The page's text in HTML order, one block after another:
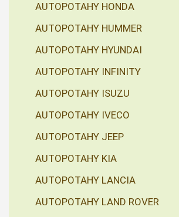
AUTOPOTAHY HONDA
AUTOPOTAHY HUMMER
AUTOPOTAHY HYUNDAI
AUTOPOTAHY INFINITY
AUTOPOTAHY ISUZU
AUTOPOTAHY IVECO
AUTOPOTAHY JEEP
AUTOPOTAHY KIA
AUTOPOTAHY LANCIA
AUTOPOTAHY LAND ROVER